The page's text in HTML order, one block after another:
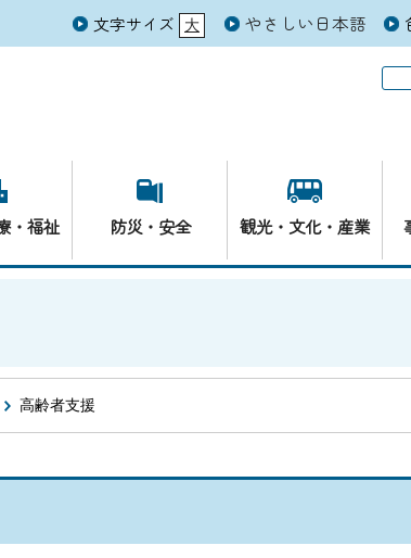
文字サイズ 大
元 やさしい日本語
・福祉 防災・安全 観光・文化・産業
高齢者支援